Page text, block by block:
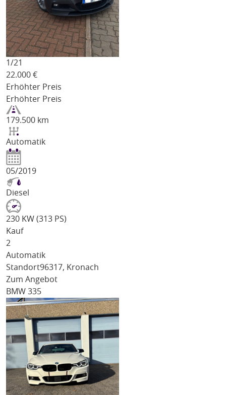
1/21
22.000 €
Erhöhter Preis
Erhöhter Preis
179.500 km
Automatik
05/2019
Diesel
230 KW (313 PS)
Kauf
2
Automatik
Standort96317, Kronach
Zum Angebot
BMW 335